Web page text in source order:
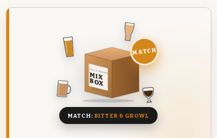
DEZE MAAND
MIX
BOX
8 BIEREN
MATCH
MATCH: BITTER & GROWL